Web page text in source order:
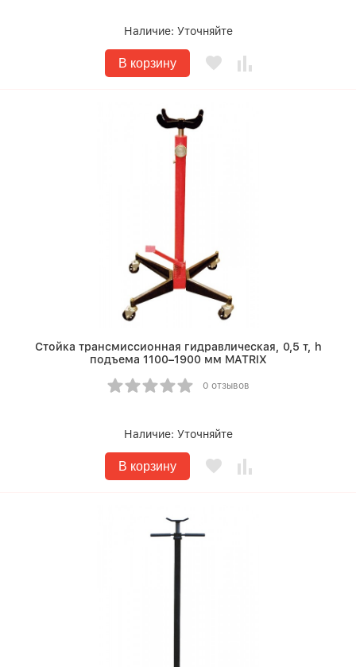
Наличие: Уточняйте
В корзину
Стойка трансмиссионная гидравлическая, 0,5 т, h
подъема 1100–1900 мм MATRIX
0 отзывов
Наличие: Уточняйте
В корзину